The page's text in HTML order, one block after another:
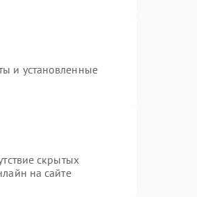
и установленные
скрытых
на сайте